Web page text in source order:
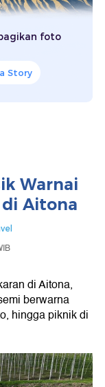
foto
Story
Warnai
di Aitona
di Aitona,
berwarna
hingga piknik di